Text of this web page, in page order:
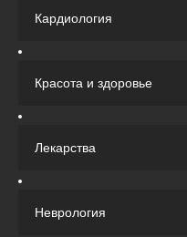
Кардиология
Красота и здоровье
Лекарства
Неврология